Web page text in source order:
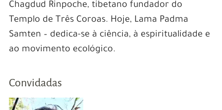
Chagdud Rinpoche, tibetano fundador do
Templo de Três Coroas. Hoje, Lama Padma
Samten – dedica-se à ciência, à espiritualidade e
ao movimento ecológico.
Convidadas